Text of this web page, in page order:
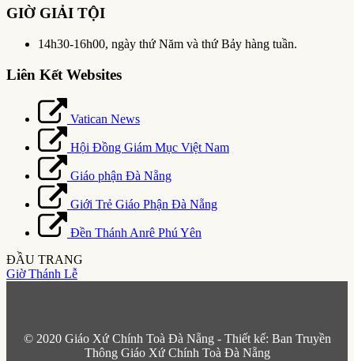
GIỜ GIẢI TỘI
14h30-16h00, ngày thứ Năm và thứ Bảy hàng tuần.
Liên Kết Websites
Vatican News
Hội Đồng Giám Mục Việt Nam
Giáo phận Đà Nẵng
Giới Trẻ Giáo Phận Đà Nẵng
Đền Thánh Anrê Phú Yên
ĐẦU TRANG
Giờ Thánh Lễ
© 2020 Giáo Xứ Chính Toà Đà Nẵng - Thiết kế: Ban Truyền
Thông Giáo Xứ Chính Toà Đà Nẵng